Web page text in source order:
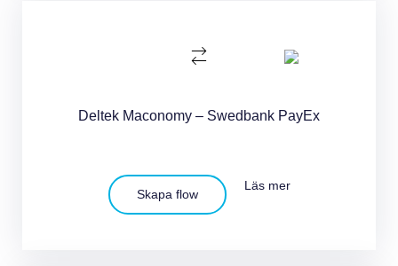
Deltek Maconomy – Swedbank PayEx
Skapa flow
Läs mer